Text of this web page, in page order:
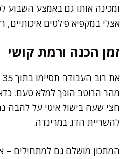
ומכינה אותו גם באמצע השבוע
אצלי במקפיא פילטים
זמן הכנה ורמת קושי
מהר הרוטב הופך למלא טעם.
חצי שעה בישול איטי על להבה
להשריית הדג במרינדה.
המתכון מושלם גם למתחילים –